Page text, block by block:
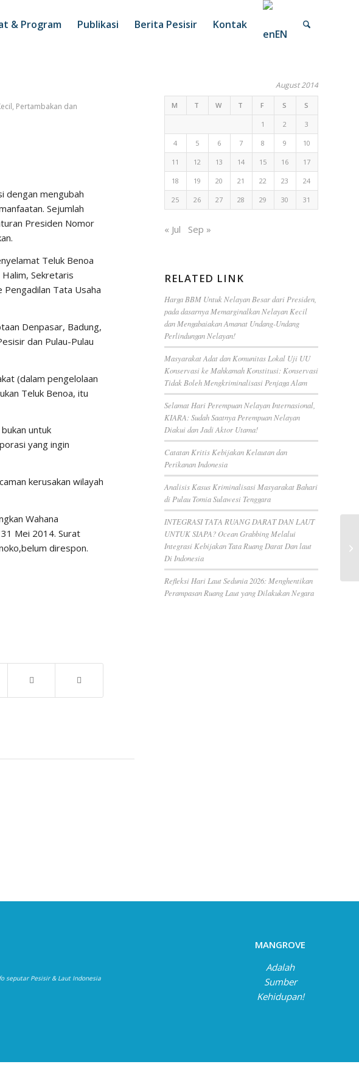
& Program Publikasi Berita Pesisir Kontak
EN
, Pertambakan dan
dengan mengubah
Sejumlah
Presiden Nomor
Teluk Benoa
Sekretaris
Pengadilan Tata Usaha
Denpasar, Badung,
dan Pulau-Pulau
(dalam pengelolaan
Teluk Benoa, itu
untuk
yang ingin
kerusakan wilayah
Wahana
Mei 2014. Surat
direspon.
August 2014
M T W T F S S
1 2 3
4 5 6 7 8 9 10
11 12 13 14 15 16 17
18 19 20 21 22 23 24
25 26 27 28 29 30 31
« Jul Sep »
RELATED LINK
Harga BBM Untuk Nelayan Besar dari Presiden,
pada dasarnya Memarginalkan Nelayan Kecil
dan Mengabaiakan Amanat Undang-Undang
Perlindungan Nelayan!
Masyarakat Adat dan Komunitas Lokal Uji UU
Konservasi ke Mahkamah Konstitusi: Konservasi
Tidak Boleh Mengkriminalisasi Penjaga Alam
Selamat Hari Perempuan Nelayan Internasional,
KIARA: Sudah Saatnya Perempuan Nelayan
Diakui dan Jadi Aktor Utama!
Catatan Kritis Kebijakan Kelautan dan
Perikanan Indonesia
Analisis Kasus Kriminalisasi Masyarakat Bahari
di Pulau Tomia Sulawesi Tenggara
INTEGRASI TATA RUANG DARAT DAN LAUT
UNTUK SIAPA? Ocean Grabbing Melalui
Integrasi Kebijakan Tata Ruang Darat Dan laut
Di Indonesia
Refleksi Hari Laut Sedunia 2026: Menghentikan
Perampasan Ruang Laut yang Dilakukan Negara
seputar Pesisir & Laut Indonesia
MANGROVE
Adalah
Sumber
Kehidupan!